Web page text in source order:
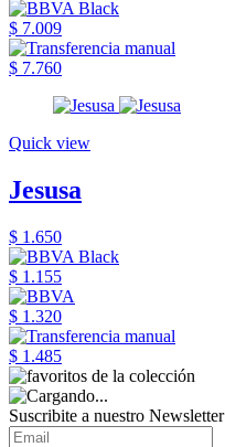
$ 7.009
$ 7.760
Quick view
Jesusa
$ 1.650
$ 1.155
$ 1.320
$ 1.485
Suscribite a nuestro Newsletter